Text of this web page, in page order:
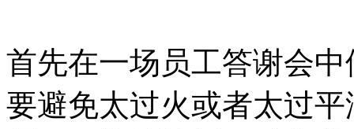
首先在一场员工答谢会
要避免太过火或者太过